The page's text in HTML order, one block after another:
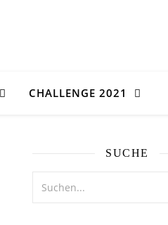
CHALLENGE 2021
SUCHE